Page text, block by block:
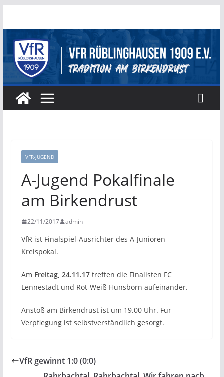
springen
VFR-JUGEND
A-Jugend Pokalfinale
am Birkendrust
22/11/2017 admin
VfR ist Finalspiel-Ausrichter des A-Junioren
Kreispokal.
Am Freitag, 24.11.17treffen die Finalisten FC
Lennestadt und Rot-Weiß Hünsborn aufeinander.
Anstoß am Birkendrust ist um 19.00 Uhr. Für
Verpflegung ist selbstverständlich gesorgt.
VfR gewinnt 1:0 (0:0)